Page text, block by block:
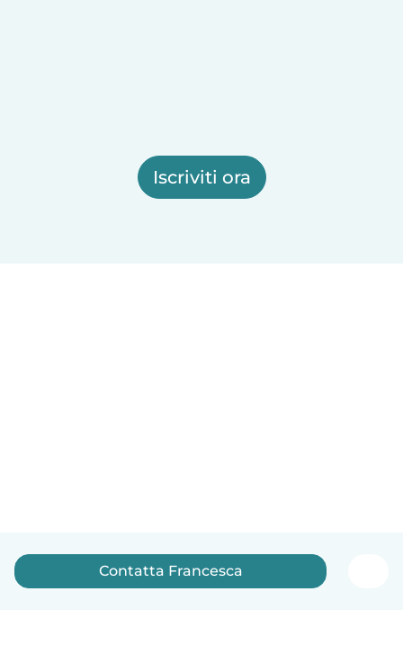
Iscriviti ora
Contatta Francesca